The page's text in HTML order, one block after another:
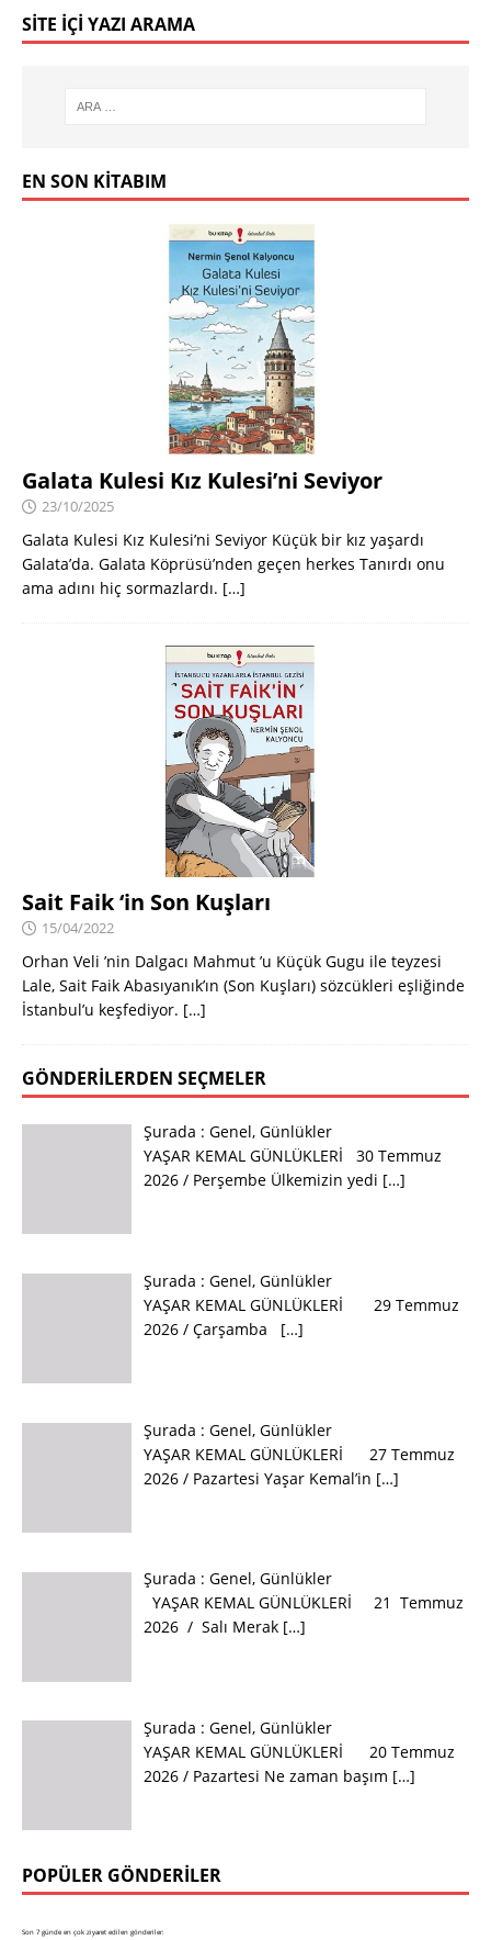
SITE İÇI YAZI ARAMA
EN SON KITABIM
Galata Kulesi Kız Kulesi’ni Seviyor
23/10/2025
Galata Kulesi Kız Kulesi’ni Seviyor Küçük bir kız yaşardı
Galata’da. Galata Köprüsü’nden geçen herkes Tanırdı onu
ama adını hiç sormazlardı. […]
Sait Faik ‘in Son Kuşları
15/04/2022
Orhan Veli ’nin Dalgacı Mahmut ’u Küçük Gugu ile teyzesi
Lale, Sait Faik Abasıyanık’ın (Son Kuşları) sözcükleri eşliğinde
İstanbul’u keşfediyor. […]
GÖNDERILERDEN SEÇMELER
Şurada : Genel, Günlükler
YAŞAR KEMAL GÜNLÜKLERİ 30 Temmuz
2026 / Perşembe Ülkemizin yedi […]
Şurada : Genel, Günlükler
YAŞAR KEMAL GÜNLÜKLERİ 29 Temmuz
2026 / Çarşamba […]
Şurada : Genel, Günlükler
YAŞAR KEMAL GÜNLÜKLERİ 27 Temmuz
2026 / Pazartesi Yaşar Kemal’in […]
Şurada : Genel, Günlükler
YAŞAR KEMAL GÜNLÜKLERİ 21 Temmuz
2026 / Salı Merak […]
Şurada : Genel, Günlükler
YAŞAR KEMAL GÜNLÜKLERİ 20 Temmuz
2026 / Pazartesi Ne zaman başım […]
POPÜLER GÖNDERILER
Son 7 günde en çok ziyaret edilen gönderiler: